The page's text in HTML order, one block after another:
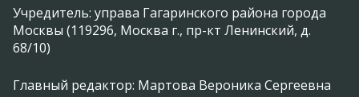
Учредитель: управа Гагаринского района города
Москвы (119296, Москва г., пр-кт Ленинский, д.
68/10)
Главный редактор: Мартова Вероника Сергеевна